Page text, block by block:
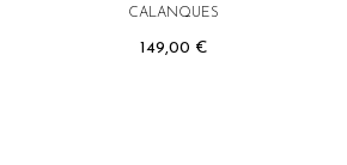
CALANQUES
149,00 €